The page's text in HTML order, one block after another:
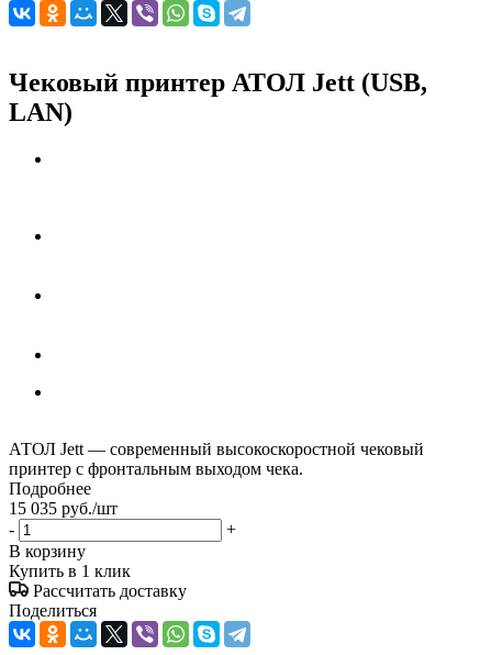
Чековый принтер АТОЛ Jett (USB,
LAN)
АТОЛ Jett — современный высокоскоростной чековый
принтер с фронтальным выходом чека.
Подробнее
15 035 руб./шт
-
+
В корзину
Купить в 1 клик
Рассчитать доставку
Поделиться